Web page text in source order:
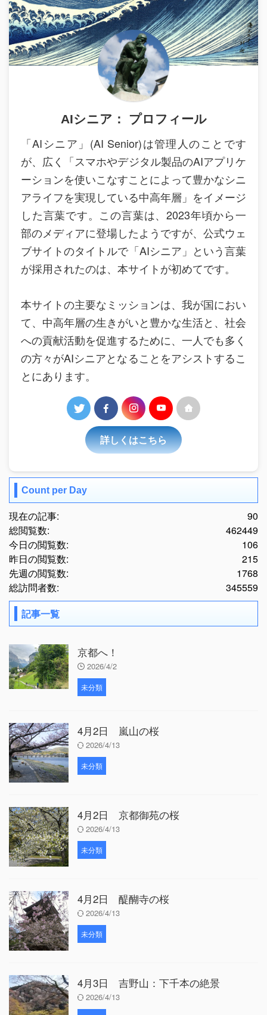
AIシニア： プロフィール
「AIシニア」(AI Senior)は管理人のことです
が、広く「スマホやデジタル製品のAIアプリケ
ーションを使いこなすことによって豊かなシニ
アライフを実現している中高年層」をイメージ
した言葉です。この言葉は、2023年頃から一
部のメディアに登場したようですが、公式ウェ
ブサイトのタイトルで「AIシニア」という言葉
が採用されたのは、本サイトが初めてです。
本サイトの主要なミッションは、我が国におい
て、中高年層の生きがいと豊かな生活と、社会
への貢献活動を促進するために、一人でも多く
の方々がAIシニアとなることをアシストするこ
とにあります。
詳しくはこちら
Count per Day
90
現在の記事:
462449
総閲覧数:
106
今日の閲覧数:
215
昨日の閲覧数:
1768
先週の閲覧数:
345559
総訪問者数:
記事一覧
京都へ！
2026/4/2
未分類
4月2日 嵐山の桜
2026/4/13
未分類
4月2日 京都御苑の桜
2026/4/13
未分類
4月2日 醍醐寺の桜
2026/4/13
未分類
4月3日 吉野山：下千本の絶景
2026/4/13